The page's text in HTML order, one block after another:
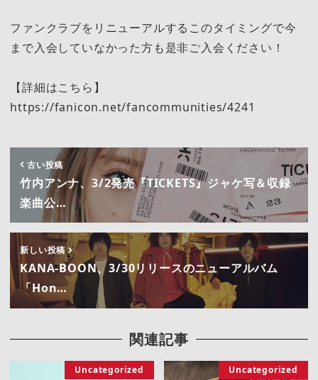
ファンクラブをリニューアルするこのタイミングで今
まで入会していなかった方も是非ご入会ください！
【詳細はこちら】
https://fanicon.net/fancommunities/4241
古い投稿
竹内アンナ、3/2発売『TICKETS』ジャケ写＆収録
楽曲公…
新しい投稿
KANA-BOON、3/30リリースのニューアルバム
「Hon…
関連記事
Uncategorized Uncategorized